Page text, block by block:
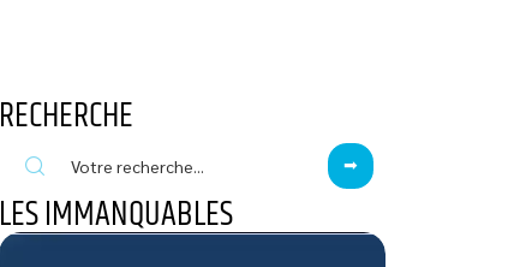
RECHERCHE
LES IMMANQUABLES